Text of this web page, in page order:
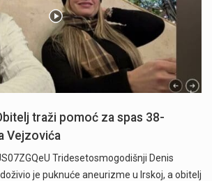
traži pomoć za spas 38-
Vejzovića
Tridesetosmogodišnji Denis
je puknuće aneurizme u Irskoj, a obitelj